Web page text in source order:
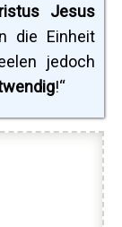
Jesus
die Einheit
jedoch
!“